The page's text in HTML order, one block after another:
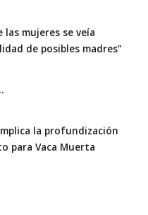
mujeres se veía
de posibles madres”
la profundización
para Vaca Muerta